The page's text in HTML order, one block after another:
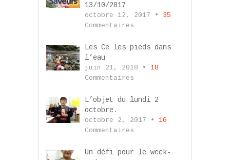
13/10/2017
octobre 12, 2017 • 35
Commentaires
Les Ce les pieds dans
l’eau
juin 21, 2018 • 18
Commentaires
L’objet du lundi 2
octobre.
octobre 2, 2017 • 16
Commentaires
Un défi pour le week-